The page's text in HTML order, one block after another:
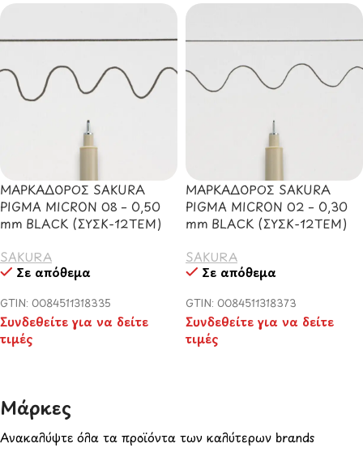
ΜΑΡΚΑΔΟΡΟΣ SAKURA
PIGMA MICRON 08 – 0,50
mm BLACK (ΣΥΣΚ-12ΤΕΜ)
SAKURA
Σε απόθεμα
GTIN: 0084511318335
Συνδεθείτε για να δείτε
τιμές
ΜΑΡΚΑΔΟΡΟΣ SAKURA
PIGMA MICRON 02 – 0,30
mm BLACK (ΣΥΣΚ-12ΤΕΜ)
SAKURA
Σε απόθεμα
GTIN: 0084511318373
Συνδεθείτε για να δείτε
τιμές
Μάρκες​
Ανακαλύψτε όλα τα προϊόντα των καλύτερων brands